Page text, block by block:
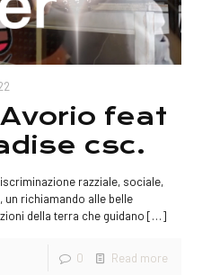
feat
csc.
razziale, sociale,
richiamando alle belle
della terra che guidano […]
0 Read more